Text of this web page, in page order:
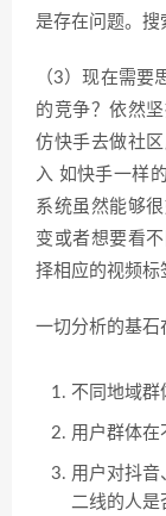
是存在问题。搜
（3）现在需要
的竞争？依然
仿快手去做社
入 如快手一样
系统虽然能够
变或者想要看
择相应的视频标
一切分析的基石
不同地域群
用户群体在
用户对抖音
二线的人是